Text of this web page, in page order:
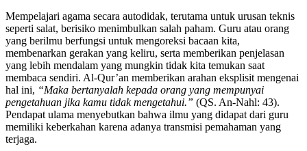
Mempelajari agama secara autodidak, terutama untuk urusan teknis
seperti salat, berisiko menimbulkan salah paham. Guru atau orang
yang berilmu berfungsi untuk mengoreksi bacaan kita,
membenarkan gerakan yang keliru, serta memberikan penjelasan
yang lebih mendalam yang mungkin tidak kita temukan saat
membaca sendiri. Al-Qur’an memberikan arahan eksplisit mengenai
hal ini, “Maka bertanyalah kepada orang yang mempunyai
pengetahuan jika kamu tidak mengetahui.” (QS. An-Nahl: 43).
Pendapat ulama menyebutkan bahwa ilmu yang didapat dari guru
memiliki keberkahan karena adanya transmisi pemahaman yang
terjaga.